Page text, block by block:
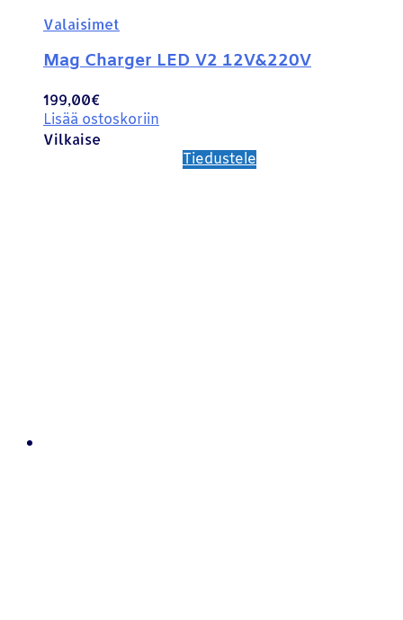
Valaisimet
Mag Charger LED V2 12V&220V
199,00€
Lisää ostoskoriin
Vilkaise
Tiedustele